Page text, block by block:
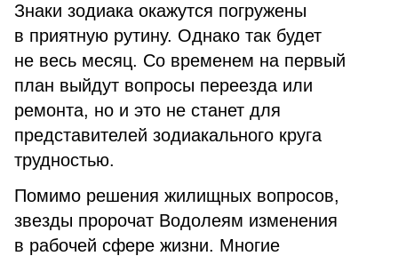
Знаки зодиака окажутся погружены
в приятную рутину. Однако так будет
не весь месяц. Со временем на первый
план выйдут вопросы переезда или
ремонта, но и это не станет для
представителей зодиакального круга
трудностью.
Помимо решения жилищных вопросов,
звезды пророчат Водолеям изменения
в рабочей сфере жизни. Многие